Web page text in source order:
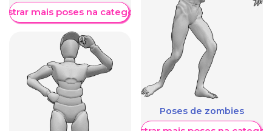
mais poses na categoria
Poses de zombies